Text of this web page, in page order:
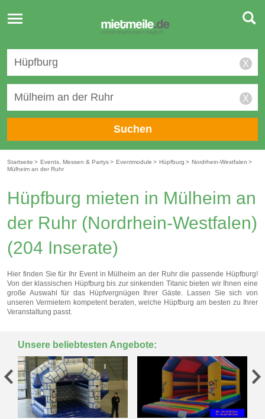
Toggle
navigation
X
X
Suchen
Startseite > Events, Messen & Partys> Eventmodule > Hüpfburg > Nordrhein-Westfalen >
Mülheim an der Ruhr
Hüpfburg mieten in Mülheim an
der Ruhr (Nordrhein-Westfalen)
(204 Inserate)
Hier finden Sie für Ihr Event in Mülheim an der Ruhr die passende Hüpfburg!
Von der klassischen Hüpfburg bis zur sinkenden Titanic bieten wir Ihnen eine
große Auswahl für das Hüpfvergnügen Ihrer Gäste. Lassen Sie sich von
unseren Vermietern kompetent beraten, welche Hüpfburg am besten zu Ihrer
Veranstaltung passt.
Unsere beliebtesten Angebote: